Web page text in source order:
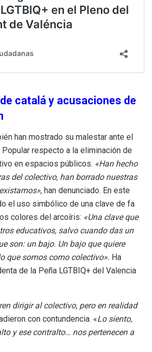
catalá y acusaciones de
han mostrado su malestar ante el
respecto a la eliminación de
en espacios públicos. «Han hecho
del colectivo, han borrado nuestras
, han denunciado. En este
el uso simbólico de una clave de fa
colores del arcoíris: «Una clave que
educativos, salvo cuando das un
son: un bajo. Un bajo que quiere
que somos como colectivo». Ha
de la Peña LGTBIQ+ del Valencia
dirigir al colectivo, pero en realidad
con contundencia. «Lo siento,
y ese contralto… nos pertenecen a